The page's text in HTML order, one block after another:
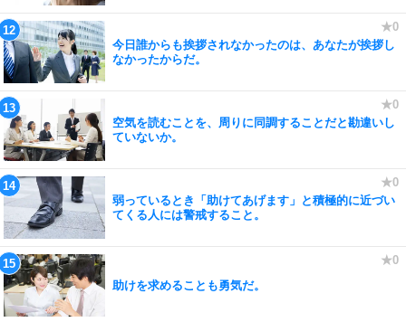
今日誰からも挨拶されなかったのは、あなたが挨拶し
なかったからだ。
空気を読むことを、周りに同調することだと勘違いし
ていないか。
弱っているとき「助けてあげます」と積極的に近づい
てくる人には警戒すること。
助けを求めることも勇気だ。